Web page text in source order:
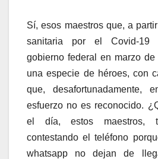
Sí, esos maestros que, a
sanitaria por el Covid-19
gobierno federal en marzo
una especie de héroes, con
que, desafortunadamente,
esfuerzo no es reconocido.
el día, estos maestros,
contestando el teléfono
whatsapp no dejan de